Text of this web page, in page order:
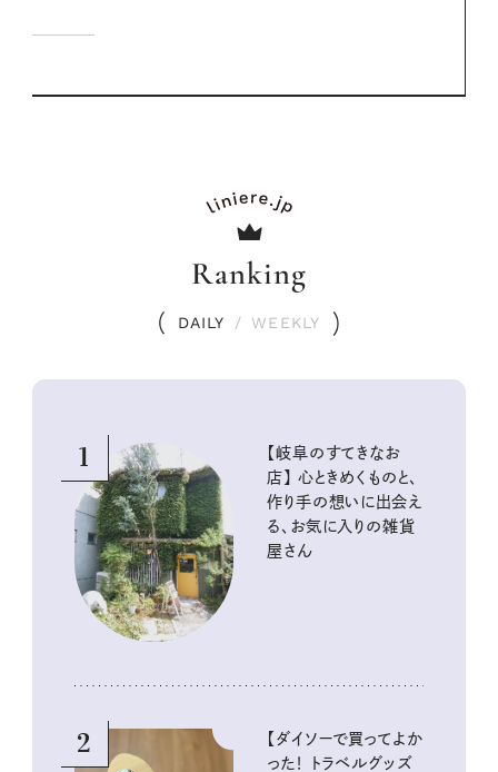
Ranking
DAILY / WEEKLY
1
【岐阜のすてきなお
店】 心ときめくものと、
作り手の想いに出会え
る、お気に入りの雑貨
屋さん
2
【ダイソーで買ってよか
った！ トラベルグッズ